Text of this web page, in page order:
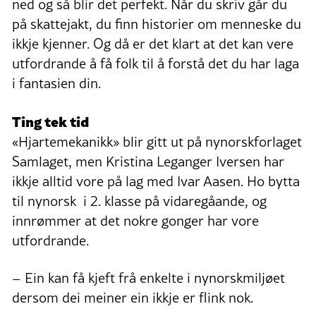
på skattejakt, du finn historier om menneske du
ikkje kjenner. Og då er det klart at det kan vere
utfordrande å få folk til å forstå det du har laga
i fantasien din.
Ting tek tid
«Hjartemekanikk» blir gitt ut på nynorskforlaget
Samlaget, men Kristina Leganger Iversen har
ikkje alltid vore på lag med Ivar Aasen. Ho bytta
til nynorsk i 2. klasse på vidaregåande, og
innrømmer at det nokre gonger har vore
utfordrande.
– Ein kan få kjeft frå enkelte i nynorskmiljøet
dersom dei meiner ein ikkje er flink nok.